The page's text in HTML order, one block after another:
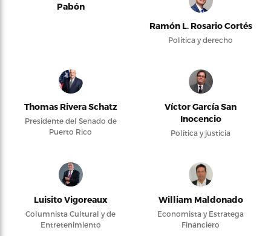
Pabón
Ramón L. Rosario Cortés
Política y derecho
Thomas Rivera Schatz
Presidente del Senado de
Puerto Rico
Víctor García San
Inocencio
Política y justicia
Luisito Vigoreaux
Columnista Cultural y de
Entretenimiento
William Maldonado
Economista y Estratega
Financiero